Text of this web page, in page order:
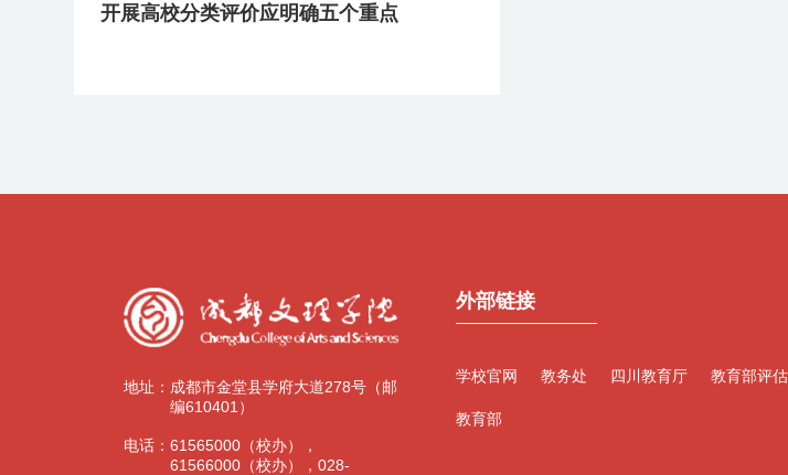
开展高校分类评价应明确五个重点
地址： 成都市金堂县学府大道278号（邮
编610401）
电话： 61565000（校办），
61566000（校办），028-
外部链接
学校官网 教务处 四川教育厅 教育部评
教育部